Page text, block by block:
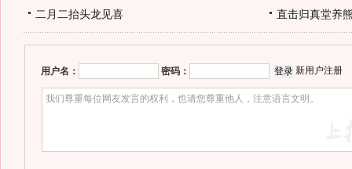
二月二抬头龙见喜 直击归真堂养
用户名： 密码： 新用户注册